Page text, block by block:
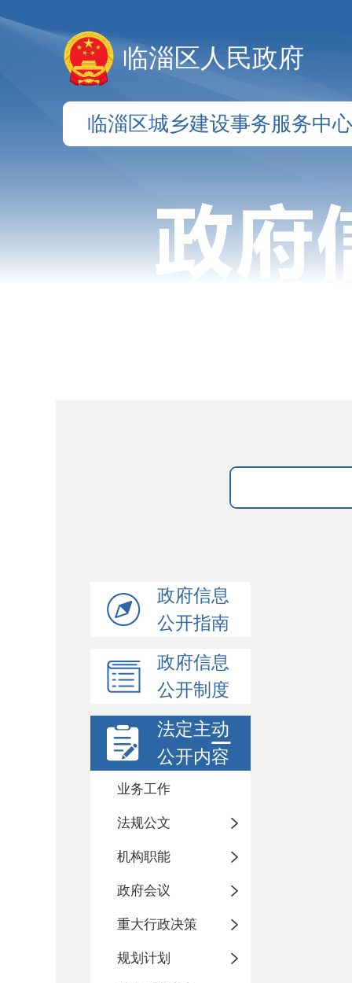
临淄区人民政府
临淄区城乡建设事务服务中心
政府信息
公开指南
政府信息
公开制度
法定主动
公开内容
业务工作
法规公文
机构职能
政府会议
重大行政决策
规划计划